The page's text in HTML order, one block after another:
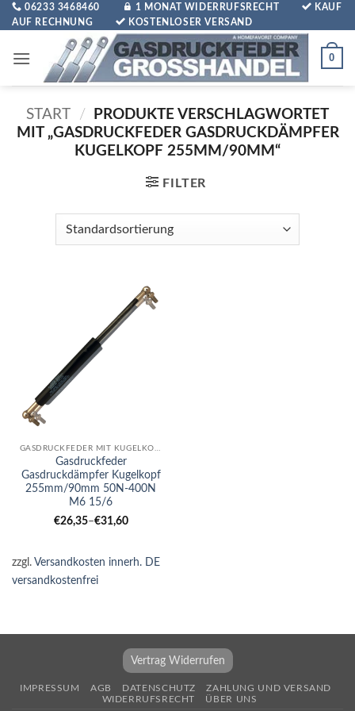
Zum
Inhalt
06233 3468460 1 MONAT WIDERRUFSRECHT
KAUF
AUF RECHNUNG
KOSTENLOSER VERSAND
0
START /
PRODUKTE VERSCHLAGWORTET
MIT „GASDRUCKFEDER GASDRUCKDÄMPFER
KUGELKOPF 255MM/90MM“
FILTER
GASDRUCKFEDER MIT KUGELKOPF
Gasdruckfeder
Gasdruckdämpfer Kugelkopf
255mm/90mm 50N-400N
M6 15/6
€26,35–€31,60
zzgl. Versandkosten innerh. DE
versandkostenfrei
Vertrag Widerrufen
IMPRESSUM AGB DATENSCHUTZ
ZAHLUNG UND VERSAND
WIDERRUFSRECHT
ÜBER UNS